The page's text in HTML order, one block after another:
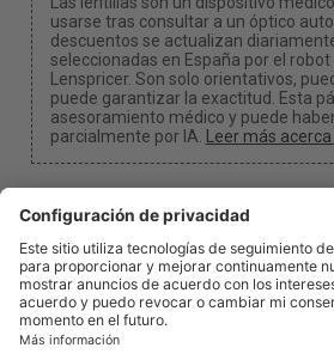
usarse tras consultar a un óptico
descuentos se actualizan
seleccionadas en España por el
Lenspricer. Son solo orientativos,
puede garantizar la exactitud. Esta
asesoramiento médico y puede
parcialmente por IA. Leer más
Configuración de
Podemos recibir una comisión si
nuestros enlaces para realizar